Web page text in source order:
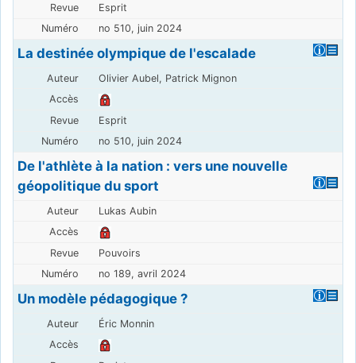
Esprit
no 510, juin 2024
La destinée olympique de l'escalade
Olivier Aubel, Patrick Mignon
Esprit
no 510, juin 2024
De l'athlète à la nation : vers une nouvelle
géopolitique du sport
Lukas Aubin
Pouvoirs
no 189, avril 2024
Un modèle pédagogique ?
Éric Monnin